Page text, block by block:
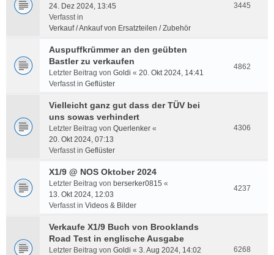
24. Dez 2024, 13:45
Verfasst in
Verkauf / Ankauf von Ersatzteilen / Zubehör
3445
Auspuffkrümmer an den geübten
Bastler zu verkaufen
Letzter Beitrag von Goldi « 20. Okt 2024, 14:41
Verfasst in Geflüster
4862
Vielleicht ganz gut dass der TÜV bei
uns sowas verhindert
Letzter Beitrag von Querlenker «
20. Okt 2024, 07:13
Verfasst in Geflüster
4306
X1/9 @ NOS Oktober 2024
Letzter Beitrag von berserker0815 «
13. Okt 2024, 12:03
Verfasst in Videos & Bilder
4237
Verkaufe X1/9 Buch von Brooklands
Road Test in englische Ausgabe
Letzter Beitrag von Goldi « 3. Aug 2024, 14:02
6268